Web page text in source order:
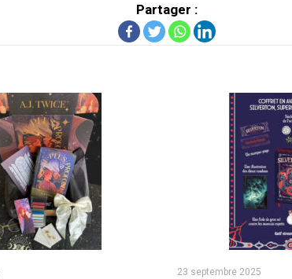
Partager :
23 septembre 2025